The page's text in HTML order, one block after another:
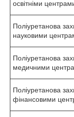
освітніми
Поліуретанова
науковими
Поліуретанова
медичними
Поліуретанова
фінансовими